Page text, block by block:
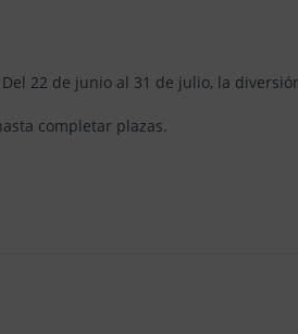
22 de junio al 31 de julio, la
completar plazas.